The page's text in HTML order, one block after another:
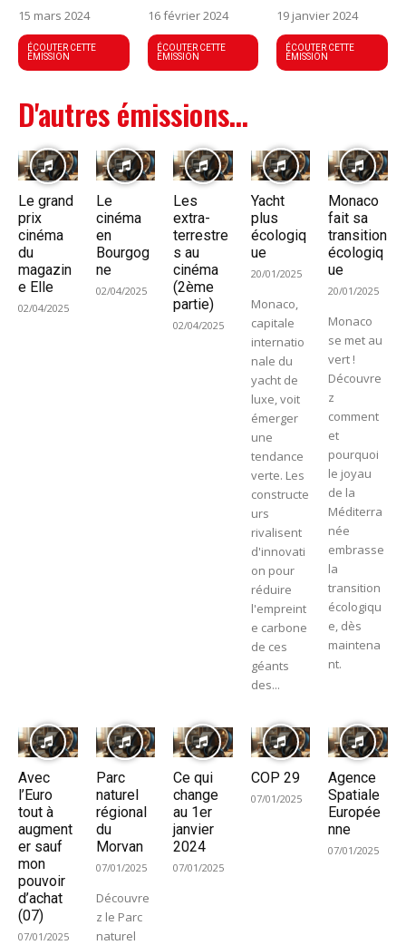
15 mars 2024
ÉCOUTER CETTE
ÉMISSION
16 février 2024
ÉCOUTER CETTE
ÉMISSION
19 janvier 2024
ÉCOUTER CETTE
ÉMISSION
D'autres émissions...
Le grand
prix
cinéma
du
magazin
e Elle
02/04/2025
Le
cinéma
en
Bourgog
ne
02/04/2025
Les
extra-
terrestre
s au
cinéma
(2ème
partie)
02/04/2025
Yacht
plus
écologiq
ue
20/01/2025
Monaco,
capitale
internatio
nale du
yacht de
luxe, voit
émerger
une
tendance
verte. Les
constructe
urs
rivalisent
d'innovati
on pour
réduire
l'empreint
e carbone
de ces
géants
des...
Monaco
fait sa
transition
écologiq
ue
20/01/2025
Monaco
se met au
vert !
Découvre
z
comment
et
pourquoi
le joyau
de la
Méditerra
née
embrasse
la
transition
écologiqu
e, dès
maintena
nt.
Avec
l’Euro
tout à
augment
er sauf
mon
pouvoir
d’achat
(07)
07/01/2025
Parc
naturel
régional
du
Morvan
07/01/2025
Découvre
z le Parc
naturel
Ce qui
change
au 1er
janvier
2024
07/01/2025
COP 29
07/01/2025
Agence
Spatiale
Europée
nne
07/01/2025